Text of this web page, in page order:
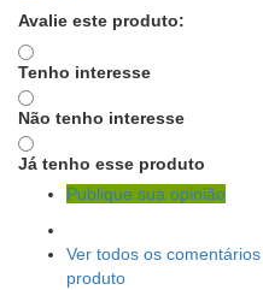
Avalie este produto:
Tenho interesse
Não tenho interesse
Já tenho esse produto
Publique sua opinião
Ver todos os
produto